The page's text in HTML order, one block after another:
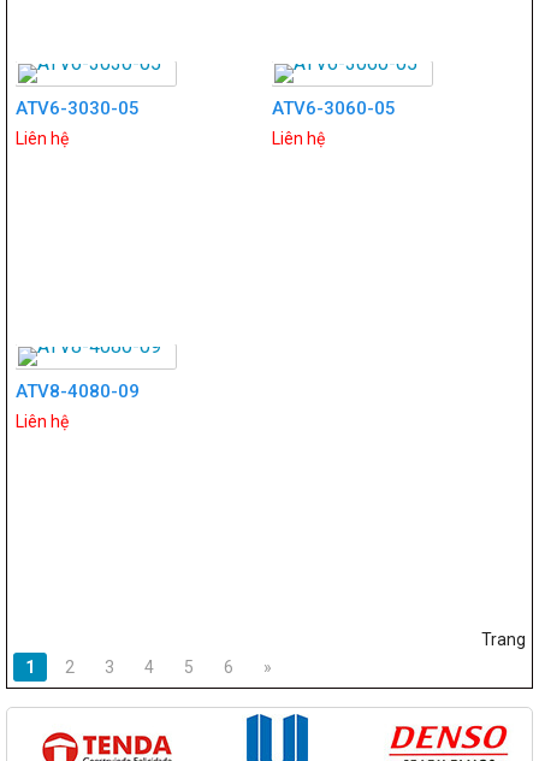
ATV6-3030-05
Liên hệ
ATV6-3060-05
Liên hệ
ATV8-4080-09
Liên hệ
Trang
1
2 3 4 5 6 »